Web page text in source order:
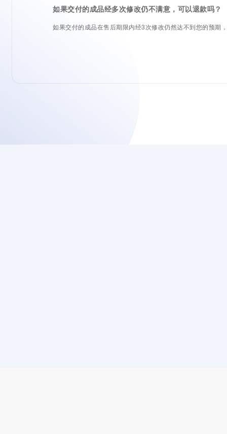
如果交付的成品经多次修改仍不满意，可以退款吗？
如果交付的成品在售后期限内经3次修改仍然达不到您的预期